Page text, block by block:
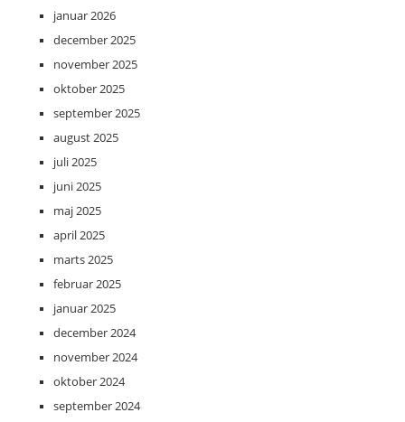
januar 2026
december 2025
november 2025
oktober 2025
september 2025
august 2025
juli 2025
juni 2025
maj 2025
april 2025
marts 2025
februar 2025
januar 2025
december 2024
november 2024
oktober 2024
september 2024